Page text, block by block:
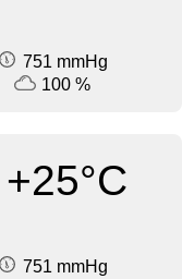
751 mmHg
100 %
+25°C
751 mmHg